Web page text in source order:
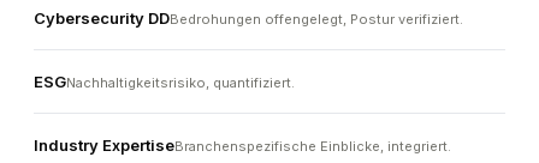
Cybersecurity DDBedrohungen offengelegt, Postur verifiziert.
ESGNachhaltigkeitsrisiko, quantifiziert.
Industry ExpertiseBranchenspezifische Einblicke, integriert.